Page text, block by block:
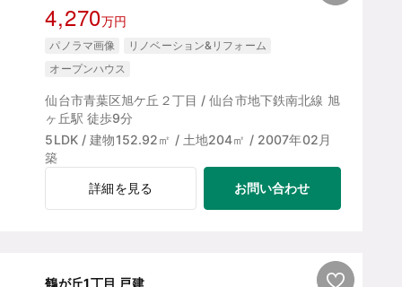
4,270万円
パノラマ画像
リノベーション&リフォーム
オープンハウス
仙台市青葉区旭ケ丘２丁目 / 仙台市地下鉄南北線 旭
ヶ丘駅 徒歩9分
5LDK / 建物152.92㎡ / 土地204㎡ / 2007年02月
築
詳細を見る
お問い合わせ
鶴が丘1丁目 戸建